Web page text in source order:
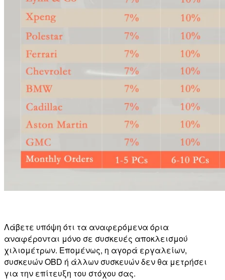
Λάβετε υπόψη ότι τα αναφερόμενα όρια
αναφέρονται μόνο σε συσκευές αποκλεισμού
χιλιομέτρων. Επομένως, η αγορά εργαλείων,
συσκευών OBD ή άλλων συσκευών δεν θα μετρήσει
για την επίτευξη του στόχου σας.